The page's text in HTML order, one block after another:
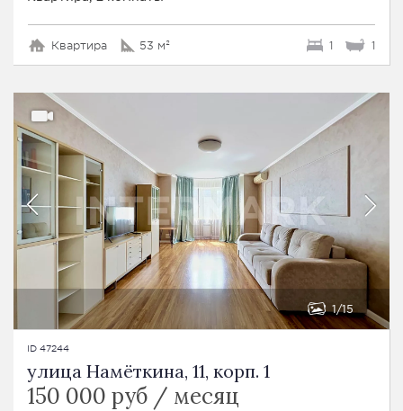
Квартира 53 м² 1 1
1 15
ID 47244
улица Намёткина, 11, корп. 1
150 000 руб / месяц